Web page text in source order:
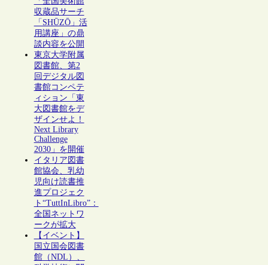
収蔵品サーチ
「SHŪZŌ」活
用講座」の鼎
談内容を公開
東京大学附属
図書館、第2
回デジタル図
書館コンペテ
ィション「東
大図書館をデ
ザインせよ！
Next Library
Challenge
2030」を開催
イタリア図書
館協会、乳幼
児向け読書推
進プロジェク
ト“TuttInLibro”：
全国ネットワ
ークが拡大
【イベント】
国立国会図書
館（NDL）、